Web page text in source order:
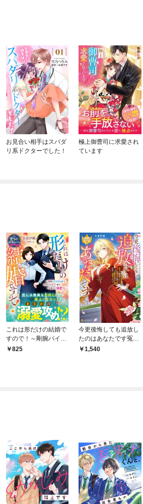
お見合い相手はスパダ
リ系ドクターでした！
極上御曹司に求愛され
ています
これは形だけの結婚で
すので！～剛腕パイロ
ットは初恋のカタブツ
825
今更後悔しても追放し
たのはあなたです冤罪
で離縁された元王太子
1,540